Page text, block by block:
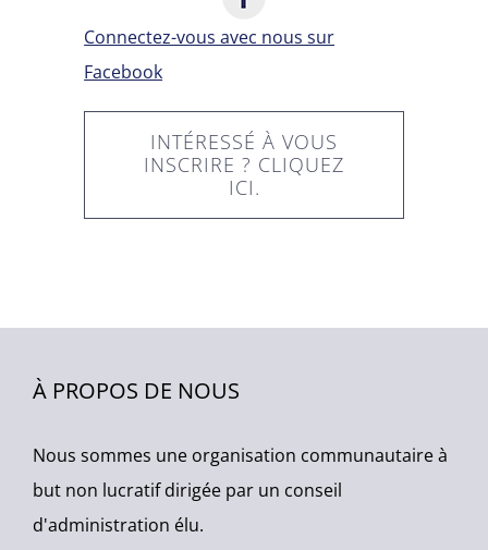
Connectez-vous avec nous sur
Facebook
INTÉRESSÉ À VOUS
INSCRIRE ? CLIQUEZ
ICI.
À PROPOS DE NOUS
Nous sommes une organisation communautaire à
but non lucratif dirigée par un conseil
d'administration élu.